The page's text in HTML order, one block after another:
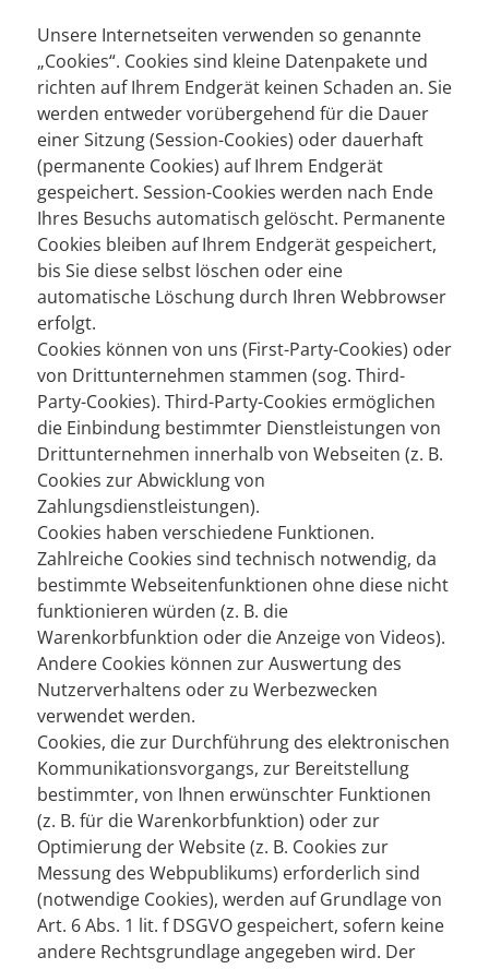
Unsere Internetseiten verwenden so genannte
„Cookies“. Cookies sind kleine Datenpakete und
richten auf Ihrem Endgerät keinen Schaden an. Sie
werden entweder vorübergehend für die Dauer
einer Sitzung (Session-Cookies) oder dauerhaft
(permanente Cookies) auf Ihrem Endgerät
gespeichert. Session-Cookies werden nach Ende
Ihres Besuchs automatisch gelöscht. Permanente
Cookies bleiben auf Ihrem Endgerät gespeichert,
bis Sie diese selbst löschen oder eine
automatische Löschung durch Ihren Webbrowser
erfolgt.
Cookies können von uns (First-Party-Cookies) oder
von Drittunternehmen stammen (sog. Third-
Party-Cookies). Third-Party-Cookies ermöglichen
die Einbindung bestimmter Dienstleistungen von
Drittunternehmen innerhalb von Webseiten (z. B.
Cookies zur Abwicklung von
Zahlungsdienstleistungen).
Cookies haben verschiedene Funktionen.
Zahlreiche Cookies sind technisch notwendig, da
bestimmte Webseitenfunktionen ohne diese nicht
funktionieren würden (z. B. die
Warenkorbfunktion oder die Anzeige von Videos).
Andere Cookies können zur Auswertung des
Nutzerverhaltens oder zu Werbezwecken
verwendet werden.
Cookies, die zur Durchführung des elektronischen
Kommunikationsvorgangs, zur Bereitstellung
bestimmter, von Ihnen erwünschter Funktionen
(z. B. für die Warenkorbfunktion) oder zur
Optimierung der Website (z. B. Cookies zur
Messung des Webpublikums) erforderlich sind
(notwendige Cookies), werden auf Grundlage von
Art. 6 Abs. 1 lit. f DSGVO gespeichert, sofern keine
andere Rechtsgrundlage angegeben wird. Der